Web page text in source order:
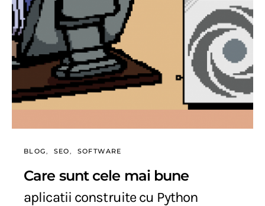
BLOG SEO SOFTWARE
Care sunt cele mai bune
aplicatii construite cu Python